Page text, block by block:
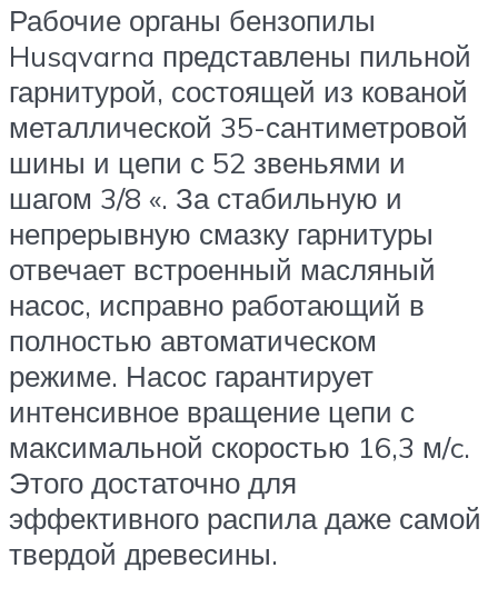
Рабочие органы бензопилы
Husqvarna представлены пильной
гарнитурой, состоящей из кованой
металлической 35-сантиметровой
шины и цепи с 52 звеньями и
шагом 3/8 «. За стабильную и
непрерывную смазку гарнитуры
отвечает встроенный масляный
насос, исправно работающий в
полностью автоматическом
режиме. Насос гарантирует
интенсивное вращение цепи с
максимальной скоростью 16,3 м/c.
Этого достаточно для
эффективного распила даже самой
твердой древесины.